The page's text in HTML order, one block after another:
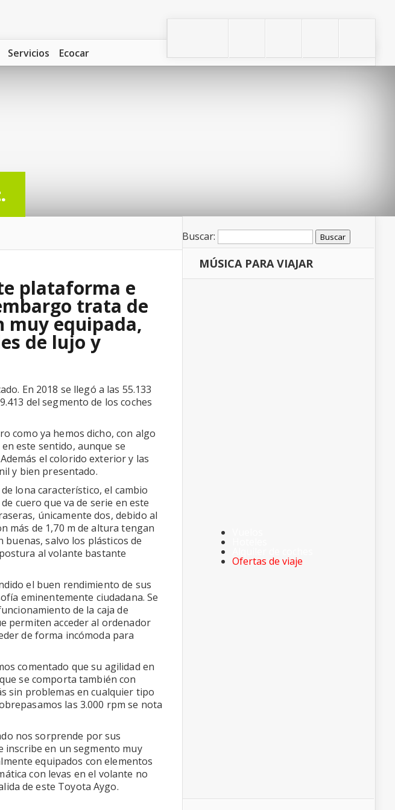
Servicios Ecocar
plataforma e
trata de
muy equipada,
de lujo y
En 2018 se llegó a las 55.133
del segmento de los coches
como ya hemos dicho, con algo
este sentido, aunque se
el colorido exterior y las
y bien presentado.
lona característico, el cambio
cuero que va de serie en este
únicamente dos, debido al
más de 1,70 m de altura tengan
salvo los plásticos de
al volante bastante
el buen rendimiento de sus
eminentemente ciudadana. Se
de la caja de
permiten acceder al ordenador
de forma incómoda para
comentado que su agilidad en
se comporta también con
sin problemas en cualquier tipo
las 3.000 rpm se nota
nos sorprende por sus
inscribe en un segmento muy
equipados con elementos
con levas en el volante no
de este Toyota Aygo.
Buscar:
MÚSICA PARA VIAJAR
Ofertas de viaje